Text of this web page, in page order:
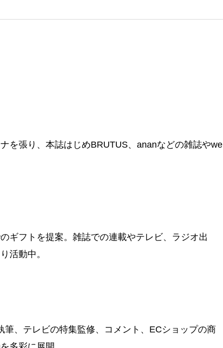
を張り、本誌はじめBRUTUS、ananなどの雑誌やwe
ギフトを提案。雑誌での連載やテレビ、ラジオ出
活動中。
、テレビの特集監修、コメント、ECショップの商